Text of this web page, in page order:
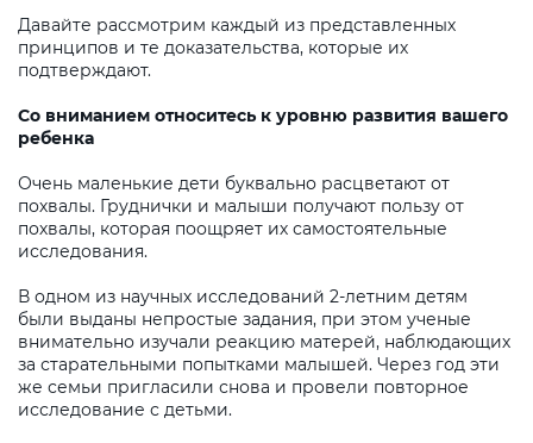
Давайте рассмотрим каждый из представленных
принципов и те доказательства, которые их
подтверждают.
Со вниманием относитесь к уровню развития вашего
ребенка
Очень маленькие дети буквально расцветают от
похвалы. Груднички и малыши получают пользу от
похвалы, которая поощряет их самостоятельные
исследования.
В одном из научных исследований 2-летним детям
были выданы непростые задания, при этом ученые
внимательно изучали реакцию матерей, наблюдающих
за старательными попытками малышей. Через год эти
же семьи пригласили снова и провели повторное
исследование с детьми.